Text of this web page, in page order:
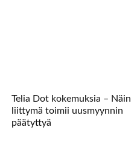
Telia Dot kokemuksia – Näin
liittymä toimii uusmyynnin
päätyttyä